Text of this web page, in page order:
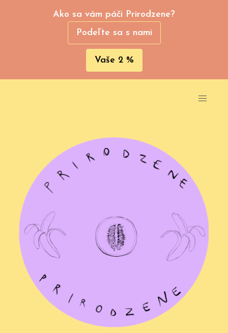
Ako sa vám páči Prirodzene?
Podeľte sa s nami
Vaše 2 %